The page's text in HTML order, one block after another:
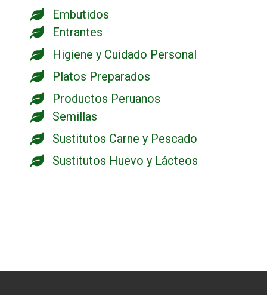
Embutidos
Entrantes
Higiene y Cuidado Personal
Platos Preparados
Productos Peruanos
Semillas
Sustitutos Carne y Pescado
Sustitutos Huevo y Lácteos